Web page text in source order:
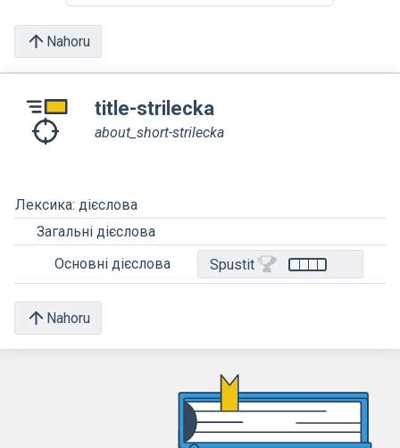
Nahoru
title-strilecka
about_short-strilecka
Лексика: дієслова
Загальні дієслова
Основні дієслова
Spustit
Nahoru